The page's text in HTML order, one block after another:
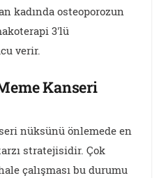
kadında osteoporozun
3'lü
verir.
Kanseri
nüksünü önlemede en
stratejisidir. Çok
çalışması bu durumu